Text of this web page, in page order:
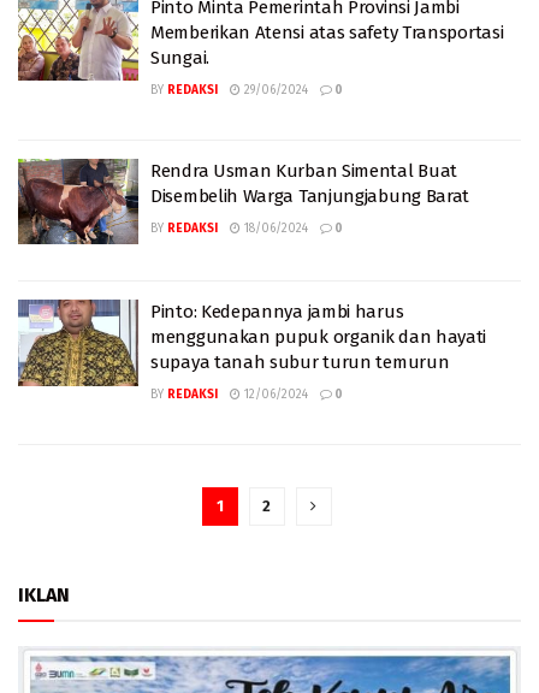
Pinto Minta Pemerintah Provinsi Jambi
Memberikan Atensi atas safety Transportasi
Sungai.
BY REDAKSI 29/06/2024 0
Rendra Usman Kurban Simental Buat
Disembelih Warga Tanjungjabung Barat
BY REDAKSI 18/06/2024 0
Pinto: Kedepannya jambi harus
menggunakan pupuk organik dan hayati
supaya tanah subur turun temurun
BY REDAKSI 12/06/2024 0
1 2
IKLAN